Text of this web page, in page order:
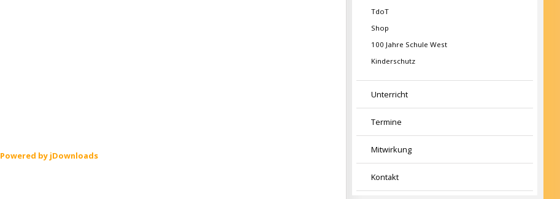
Powered by jDownloads
TdoT
Shop
100 Jahre Schule West
Kinderschutz
Unterricht
Termine
Mitwirkung
Kontakt